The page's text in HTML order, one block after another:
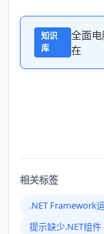
知识
库
全面
在
相关标签
.NET Framework
提示缺少.NET组件